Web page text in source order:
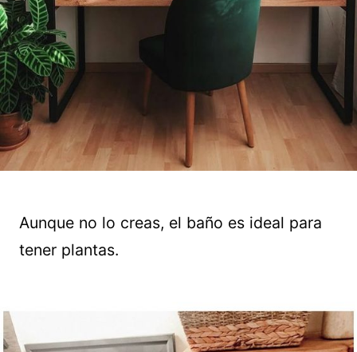
Aunque no lo creas, el baño es ideal para
tener plantas.